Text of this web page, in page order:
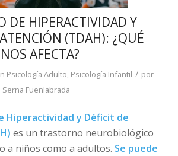
DE HIPERACTIVIDAD Y
(TDAH): ¿QUÉ
AFECTA?
Psicología Adulto, Psicología Infantil / por
Serna Fuenlabrada
Hiperactividad y Déficit de
es un trastorno neurobiológico
a niños como a adultos. Se puede